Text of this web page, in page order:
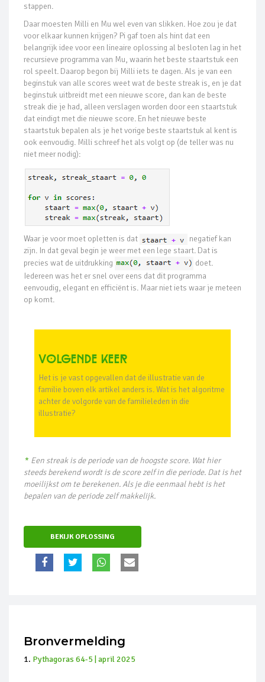
stappen.
Daar moesten Milli en Mu wel even van slikken. Hoe zou je dat
voor elkaar kunnen krijgen? Pi gaf toen als hint dat een
belangrijk idee voor een lineaire oplossing al besloten lag in het
recursieve programma van Mu, waarin het beste staartstuk een
rol speelt. Daarop begon bij Milli iets te dagen. Als je van een
beginstuk van alle scores weet wat de beste streak is, en je dat
beginstuk uitbreidt met een nieuwe score, dan kan de beste
streak die je had, alleen verslagen worden door een staartstuk
dat eindigt met die nieuwe score. En het nieuwe beste
staartstuk bepalen als je het vorige beste staartstuk al kent is
ook eenvoudig. Milli schreef het als volgt op (de teller was nu
niet meer nodig):
Waar je voor moet opletten is dat
negatief kan
zijn. In dat geval begin je weer met een lege staart. Dat is
precies wat de uitdrukking
doet.
Iedereen was het er snel over eens dat dit programma
eenvoudig, elegant en efficiënt is. Maar niet iets waar je meteen
op komt.
Volgende keer
Het is je vast opgevallen dat de illustratie van de
familie boven elk artikel anders is. Wat is het algoritme
achter de volgorde van de familieleden in die
illustratie?
* Een streak is de periode van de hoogste score. Wat hier
steeds berekend wordt is de score zelf in die periode. Dat is het
moeilijkst om te berekenen. Als je die eenmaal hebt is het
bepalen van de periode zelf makkelijk.
BEKIJK OPLOSSING
Bronvermelding
Pythagoras 64-5 | april 2025